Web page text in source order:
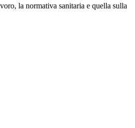
la normativa sanitaria e quella sulla